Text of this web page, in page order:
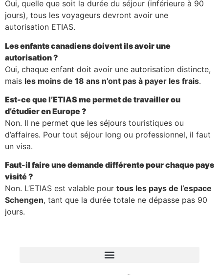
Oui, quelle que soit la durée du séjour (inférieure à 90
jours), tous les voyageurs devront avoir une
autorisation ETIAS.
Les enfants canadiens doivent ils avoir une
autorisation ?
Oui, chaque enfant doit avoir une autorisation distincte,
mais les moins de 18 ans n’ont pas à payer les frais.
Est-ce que l’ETIAS me permet de travailler ou
d’étudier en Europe ?
Non. Il ne permet que les séjours touristiques ou
d’affaires. Pour tout séjour long ou professionnel, il faut
un visa.
Faut-il faire une demande différente pour chaque pays
visité ?
Non. L’ETIAS est valable pour tous les pays de l’espace
Schengen, tant que la durée totale ne dépasse pas 90
jours.